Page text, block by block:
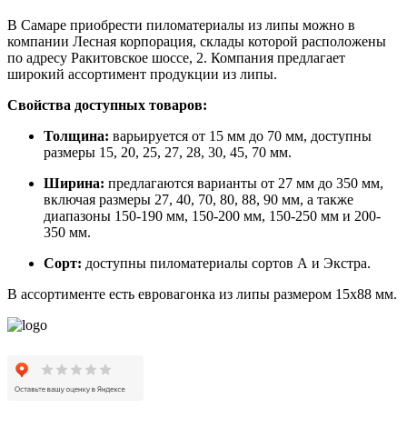
В Самаре приобрести пиломатериалы из липы можно в
компании Лесная корпорация, склады которой расположены
по адресу Ракитовское шоссе, 2. Компания предлагает
широкий ассортимент продукции из липы.
Свойства доступных товаров:
Толщина: варьируется от 15 мм до 70 мм, доступны
размеры 15, 20, 25, 27, 28, 30, 45, 70 мм.
Ширина: предлагаются варианты от 27 мм до 350 мм,
включая размеры 27, 40, 70, 80, 88, 90 мм, а также
диапазоны 150-190 мм, 150-200 мм, 150-250 мм и 200-
350 мм.
Сорт: доступны пиломатериалы сортов А и Экстра.
В ассортименте есть евровагонка из липы размером 15х88 мм.